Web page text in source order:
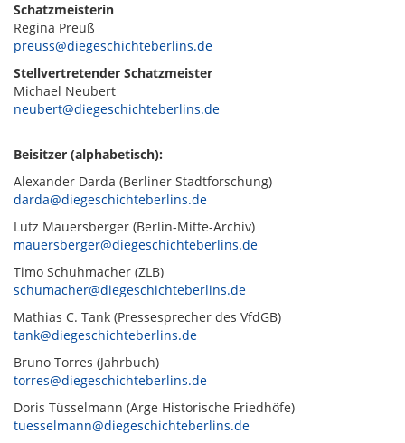
Schatzmeisterin
Regina Preuß
preuss@diegeschichteberlins.de
Stellvertretender Schatzmeister
Michael Neubert
neubert@diegeschichteberlins.de
Beisitzer (alphabetisch):
Alexander Darda (Berliner Stadtforschung)
darda@diegeschichteberlins.de
Lutz Mauersberger (Berlin-Mitte-Archiv)
mauersberger@diegeschichteberlins.de
Timo Schuhmacher (ZLB)
schumacher@diegeschichteberlins.de
Mathias C. Tank (Pressesprecher des VfdGB)
tank@diegeschichteberlins.de
Bruno Torres (Jahrbuch)
torres@diegeschichteberlins.de
Doris Tüsselmann (Arge Historische Friedhöfe)
tuesselmann@diegeschichteberlins.de